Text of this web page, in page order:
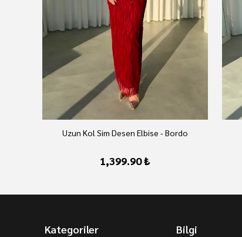
Uzun Kol Sim Desen Elbise - Bordo
1,399.90 ₺
Kategoriler Bilgi